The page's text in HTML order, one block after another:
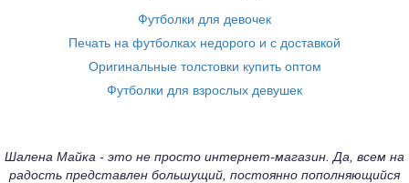
Футболки для девочек
Печать на футболках недорого и с доставкой
Оригинальные толстовки купить оптом
Футболки для взрослых девушек
Шалена Майка - это не просто интернет-магазин. Да, всем на
радость представлен большущий, постоянно пополняющийся